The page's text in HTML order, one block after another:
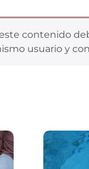
contenido
usuario y